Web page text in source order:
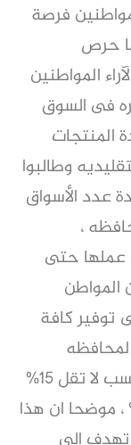
فرصة
حرص
المواطنين
فى السوق
المنتجات
وطالبوا
عدد الأسواق
،
عملها حتى
المواطن
كافة
وبأسعار تقل عن مثيلتها بالاسواق بنسب لا تقل 15%
بعص المعروضات الى 25% ، موضحا ان هذا